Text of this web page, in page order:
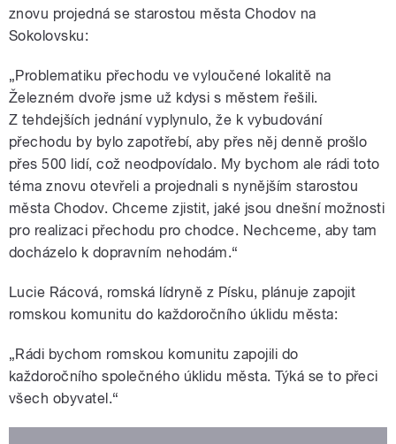
znovu projedná se starostou města Chodov na
Sokolovsku:
„Problematiku přechodu ve vyloučené lokalitě na
Železném dvoře jsme už kdysi s městem řešili.
Z tehdejších jednání vyplynulo, že k vybudování
přechodu by bylo zapotřebí, aby přes něj denně prošlo
přes 500 lidí, což neodpovídalo. My bychom ale rádi toto
téma znovu otevřeli a projednali s nynějším starostou
města Chodov. Chceme zjistit, jaké jsou dnešní možnosti
pro realizaci přechodu pro chodce. Nechceme, aby tam
docházelo k dopravním nehodám.“
Lucie Rácová, romská lídryně z Písku, plánuje zapojit
romskou komunitu do každoročního úklidu města:
„Rádi bychom romskou komunitu zapojili do
každoročního společného úklidu města. Týká se to přeci
všech obyvatel.“